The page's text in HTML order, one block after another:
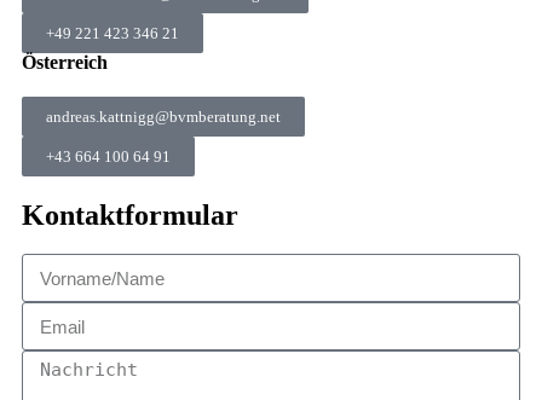
+49 221 423 346 21
Österreich
andreas.kattnigg@bvmberatung.net
+43 664 100 64 91
Kontaktformular